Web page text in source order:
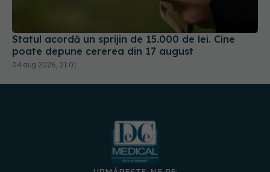
Statul acordă un sprijin de 15.000 de lei. Cine
poate depune cererea din 17 august
04 aug 2026, 21:01
URMĂREȘTE-NE PE: